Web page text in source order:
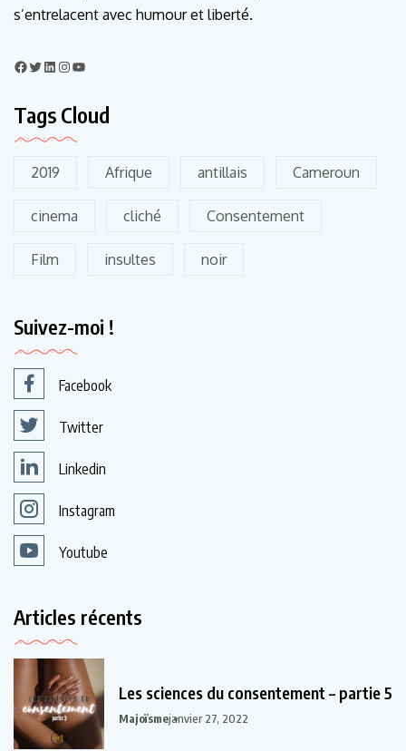
s’entrelacent avec humour et liberté.
Tags Cloud
2019 Afrique antillais Cameroun
cinema cliché Consentement
Film insultes noir
Suivez-moi !
Facebook
Twitter
Linkedin
Instagram
Youtube
Articles récents
Les sciences du consentement – partie 5
Majoïsmejanvier 27, 2022